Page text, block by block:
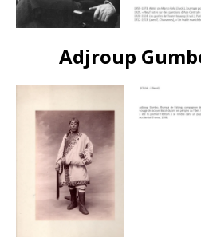
Adjroup